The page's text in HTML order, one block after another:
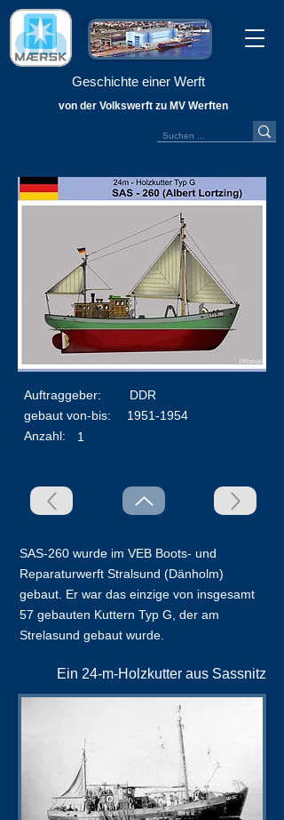
Geschichte einer Werft
von der Volkswerft zu MV Werften
Auftraggeber:
​gebaut von-bis:
Anzahl:
DDR
1951-1954
1
SAS-260 wurde im VEB Boots- und
Reparaturwerft Stralsund (Dänholm)
gebaut. Er war das einzige von insgesamt
57 gebauten Kuttern Typ G, der am
Strelasund gebaut wurde.
Ein 24-m-Holzkutter aus Sassnitz